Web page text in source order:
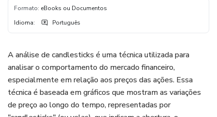
Formato: eBooks ou Documentos
Idioma: Português
A análise de candlesticks é uma técnica utilizada para
analisar o comportamento do mercado financeiro,
especialmente em relação aos preços das ações. Essa
técnica é baseada em gráficos que mostram as variações
de preço ao longo do tempo, representadas por